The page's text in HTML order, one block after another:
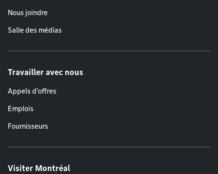
Nous joindre
Salle des médias
Travailler avec nous
Appels d'offres
Emplois
Fournisseurs
Visiter Montréal